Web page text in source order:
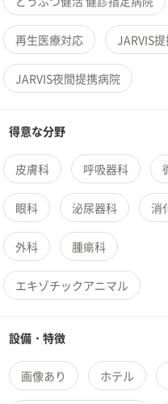
再生医療対応 JARVIS
JARVIS夜間提携病院
得意な分野
皮膚科 呼吸器科
眼科 泌尿器科 消
外科 腫瘍科
エキゾチックアニマル
設備・特徴
画像あり ホテル